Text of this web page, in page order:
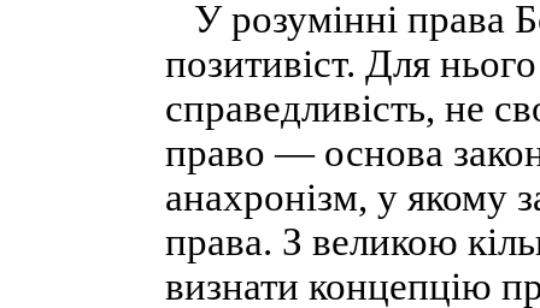
У розумінні права
позитивіст. Для
справедливість, не
право — основа
анахронізм, у якому
права. З великою
визнати концепцію